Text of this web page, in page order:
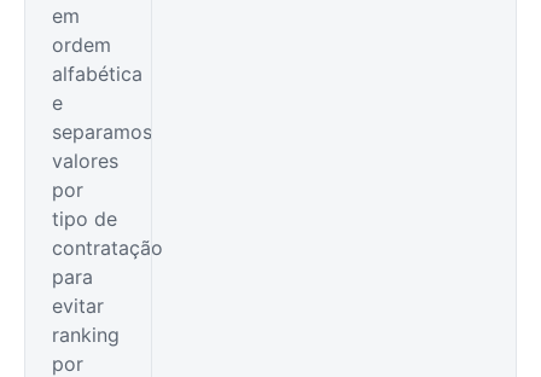
em
ordem
alfabética
e
separamos
valores
por
tipo de
contratação
para
evitar
ranking
por